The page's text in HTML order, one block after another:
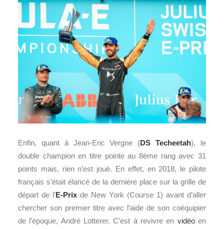
Enfin, quant à Jean-Eric Vergne (DS Techeetah), le
double champion en titre pointe au 8ème rang avec 31
points mais, rien n’est joué. En effet, en 2018, le pilote
français s’était élancé de la dernière place sur la grille de
départ de l’E-Prix de New York (Course 1) avant d’aller
chercher son premier titre avec l’aide de son coéquipier
de l’époque, André Lotterer. C’est à revivre en vidéoen